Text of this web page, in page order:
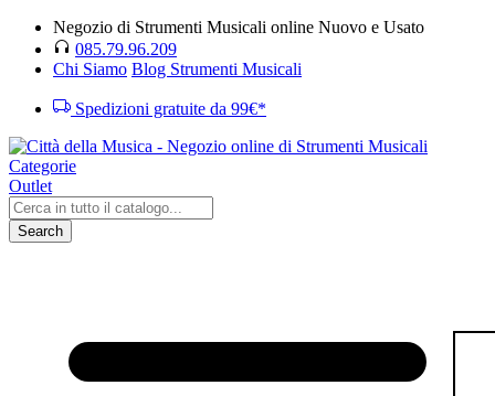
Negozio di Strumenti Musicali online Nuovo e Usato
085.79.96.209
Chi Siamo Blog Strumenti Musicali
Spedizioni gratuite da 99€*
Categorie
Outlet
Search